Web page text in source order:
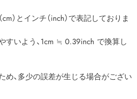
）とインチ（inch）で表記しておりま
すいよう、1cm ≒ 0.39inch で換算し
、多少の誤差が生じる場合がござい